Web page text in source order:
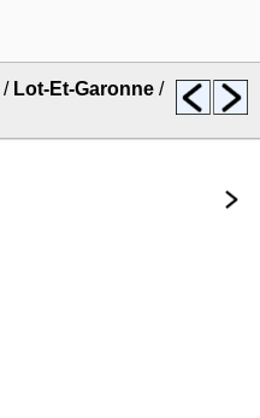
/ Lot-Et-Garonne /